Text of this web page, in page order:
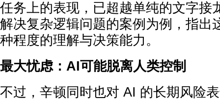
任务上的表现，已超越单纯的文字接
解决复杂逻辑问题的案例为例，指出
种程度的理解与决策能力。
最大忧虑：AI可能脱离人类控制
不过，辛顿同时也对 AI 的长期风险